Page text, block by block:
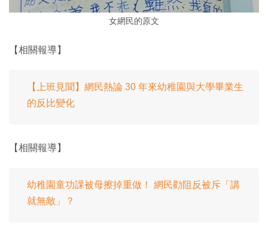
女網民的原文
【相關報導】
【上班見聞】網民熱論 30 年來幼稚園與大學畢業生
的反比變化
【相關報導】
幼稚園童功課被母擦掉重做！ 網民勸阻反被斥「講
就無敵」？